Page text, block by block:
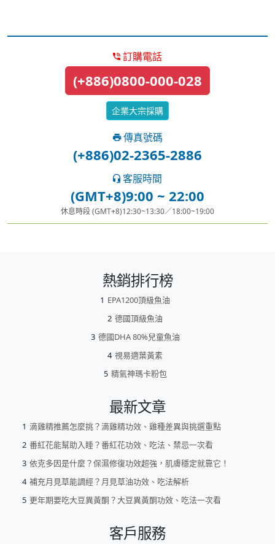
訂購電話
(+886)0800-000-028
企業大宗採購
傳真號碼
(+886)02-2365-2886
客服時間
(GMT+8)9:00 ~ 22:00
休息時段 (GMT+8)12:30~13:30／18:00~19:00
熱銷排行榜
EPA1200頂級魚油
德國頂級魚油
德國DHA 80%兒童魚油
視易適葉黃素
精氣神瑪卡粉包
最新文章
滴雞精推薦怎麼挑？滴雞精功效、雞種差異與挑選重點
番紅花能幫助入睡？番紅花功效、吃法、禁忌一次看
依克多因是什麼？保濕修復功效超強，肌膚穩定就靠它！
補充月見草能調經？月見草油功效、吃法解析
更年期要吃大豆異黃酮？大豆異黃酮功效、吃法一次看
客戶服務